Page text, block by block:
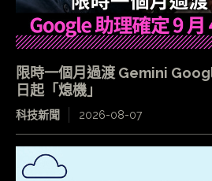
限時一個月過渡 Gemini
日起「熄機」
科技新聞 2026-08-07